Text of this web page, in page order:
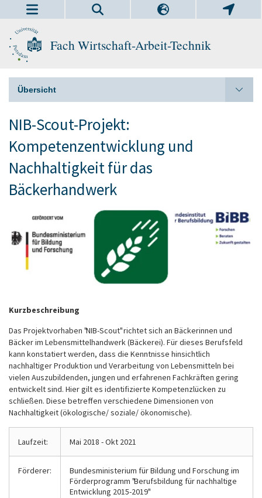
Fach Wirtschaft-Arbeit-Technik
Übersicht
NIB-Scout-Projekt:
Kompetenzentwicklung und
Nachhaltigkeit für das
Bäckerhandwerk
Kurzbeschreibung
Das Projektvorhaben "NIB-Scout" richtet sich an Bäckerinnen und
Bäcker im Lebensmittelhandwerk (Bäckerei). Für dieses Berufsfeld
kann konstatiert werden, dass die Kenntnisse hinsichtlich
nachhaltiger Produktion und Verarbeitung von Lebensmitteln bei
vielen Auszubildenden, jungen und erfahrenen Fachkräften gering
entwickelt sind. Hier gilt es identifizierte Kompetenzlücken zu
schließen. Diese betreffen verschiedene Dimensionen von
Nachhaltigkeit (ökologische/ soziale/ ökonomische).
Laufzeit: Mai 2018 - Okt 2021
Förderer:
Bundesministerium für Bildung und Forschung im
Förderprogramm "Berufsbildung für nachhaltige
Entwicklung 2015-2019"